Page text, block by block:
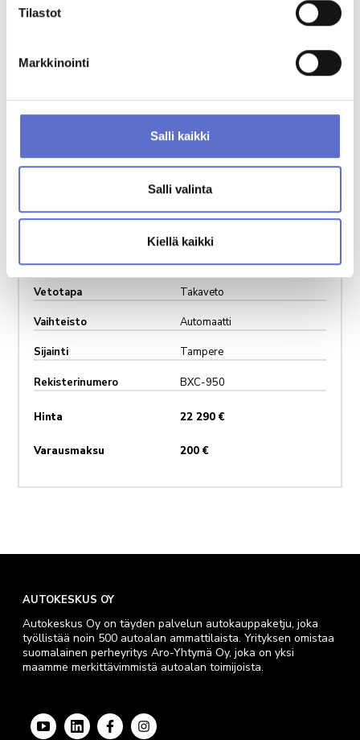
Tilastot
Markkinointi
Salli kaikki
Salli valinta
Kiellä kaikki
Diesel
Takaveto
Automaatti
Tampere
BXC-950
22 290 €
200 €
Käyttövoima
Vetotapa
Vaihteisto
Sijainti
Rekisterinumero
Hinta
Varausmaksu
Lisätietoja
AUTOKESKUS OY
Autokeskus Oy on täyden palvelun autokauppaketju, joka
työllistää noin 500 autoalan ammattilaista. Yrityksen omistaa
suomalainen perheyritys Aro-Yhtymä Oy, joka on yksi
maamme merkittävimmistä autoalan toimijoista.